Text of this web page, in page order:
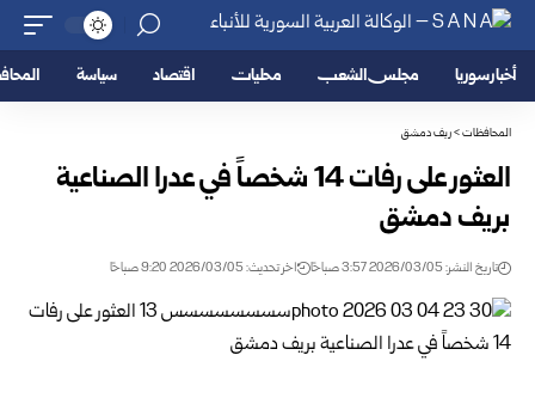
أخبار سوريا مجلس الشعب محليات اقتصاد سياسة
المحافظات>ريف دمشق
العثور على رفات 14 شخصاً في عدرا الصناعية
بريف دمشق
تاريخ النشر: 2026/03/05 3:57 صباحًا اخر تحديث: 2026/03/05 9:20 صباحًا